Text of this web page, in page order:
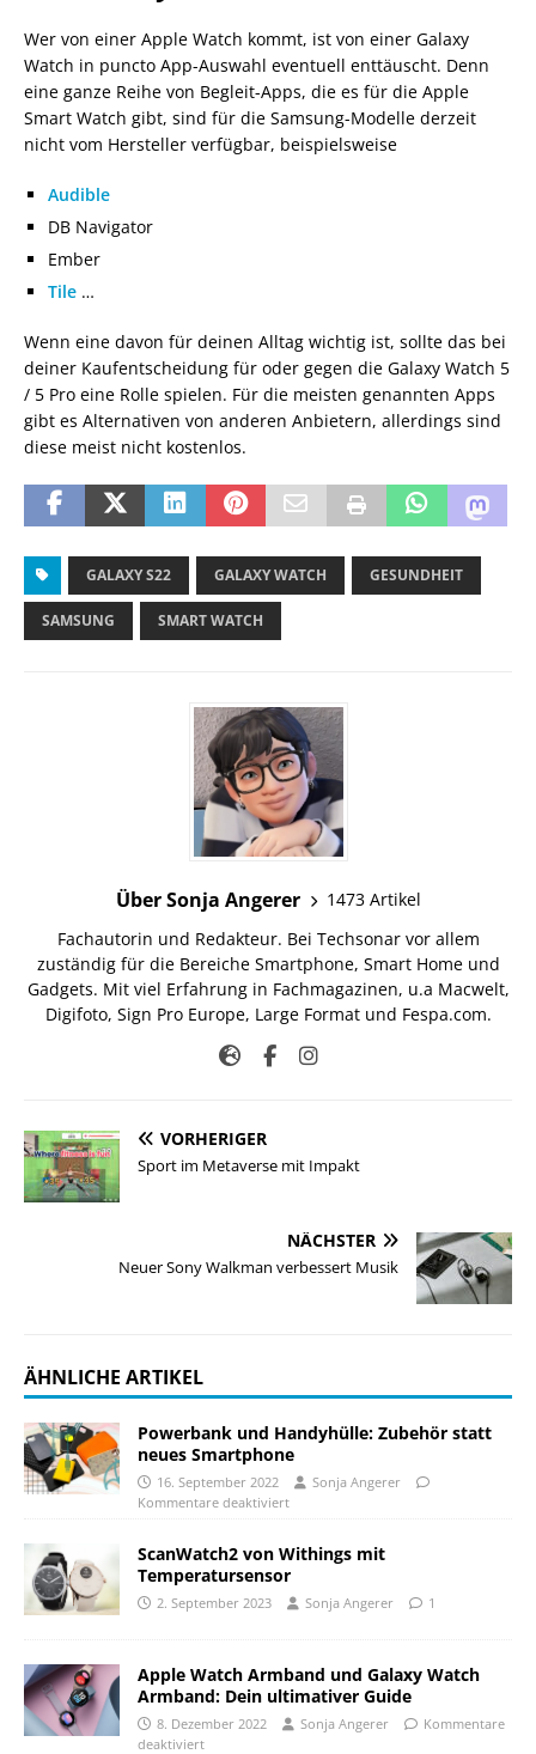
Wer von einer Apple Watch kommt, ist von einer Galaxy
Watch in puncto App-Auswahl eventuell enttäuscht. Denn
eine ganze Reihe von Begleit-Apps, die es für die Apple
Smart Watch gibt, sind für die Samsung-Modelle derzeit
nicht vom Hersteller verfügbar, beispielsweise
Audible
DB Navigator
Ember
Tile …
Wenn eine davon für deinen Alltag wichtig ist, sollte das bei
deiner Kaufentscheidung für oder gegen die Galaxy Watch 5
/ 5 Pro eine Rolle spielen. Für die meisten genannten Apps
gibt es Alternativen von anderen Anbietern, allerdings sind
diese meist nicht kostenlos.
GALAXY S22 GALAXY WATCH GESUNDHEIT
SAMSUNG SMART WATCH
Über Sonja Angerer
1473 Artikel
Fachautorin und Redakteur. Bei Techsonar vor allem
zuständig für die Bereiche Smartphone, Smart Home und
Gadgets. Mit viel Erfahrung in Fachmagazinen, u.a Macwelt,
Digifoto, Sign Pro Europe, Large Format und Fespa.com.
VORHERIGER
Sport im Metaverse mit Impakt
NÄCHSTER
Neuer Sony Walkman verbessert Musik
ÄHNLICHE ARTIKEL
Powerbank und Handyhülle: Zubehör statt
neues Smartphone
16. September 2022
Sonja Angerer
Kommentare deaktiviert
ScanWatch2 von Withings mit
Temperatursensor
2. September 2023 Sonja Angerer 1
Apple Watch Armband und Galaxy Watch
Armband: Dein ultimativer Guide
8. Dezember 2022 Sonja Angerer
Kommentare
deaktiviert